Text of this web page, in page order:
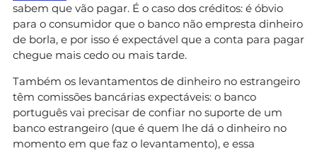
sabem que vão pagar. É o caso dos créditos: é óbvio
para o consumidor que o banco não empresta dinheiro
de borla, e por isso é expectável que a conta para pagar
chegue mais cedo ou mais tarde.
Também os levantamentos de dinheiro no estrangeiro
têm comissões bancárias expectáveis: o banco
português vai precisar de confiar no suporte de um
banco estrangeiro (que é quem lhe dá o dinheiro no
momento em que faz o levantamento), e essa